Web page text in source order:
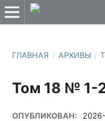
ГЛАВНАЯ / АРХИВЫ /
Том 18 № 1-
ОПУБЛИКОВАН: